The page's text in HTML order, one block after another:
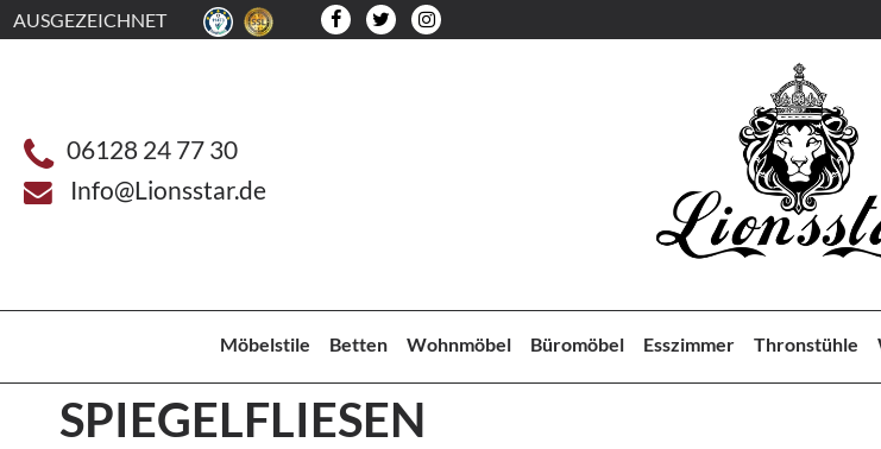
AUSGEZEICHNET
06128 24 77 30
Info@Lionsstar.de
Möbelstile Betten Wohnmöbel Büromöbel Esszimmer Thronstühle
SPIEGELFLIESEN